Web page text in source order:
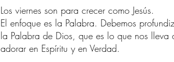
Los viernes son para crecer como Jesús.
El enfoque es la Palabra. Debemos
la Palabra de Dios, que es lo que nos lleva
adorar en Espíritu y en Verdad.